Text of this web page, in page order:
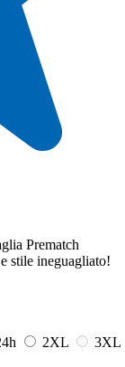
Prematch
stile ineguagliato!
2XL
3XL